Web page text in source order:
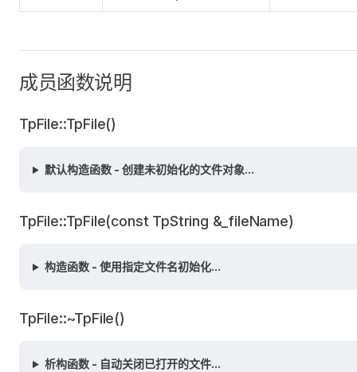
成员函数说明
TpFile::TpFile()
默认构造函数 - 创建未初始化的文件对象...
TpFile::TpFile(const TpString &_fileName)
构造函数 - 使用指定文件名初始化...
TpFile::~TpFile()
析构函数 - 自动关闭已打开的文件...